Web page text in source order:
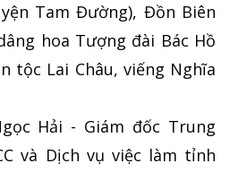
Tam Đường), Đồn Biên
hoa Tượng đài Bác Hồ
tộc Lai Châu, viếng Nghĩa
Hải - Giám đốc Trung
và Dịch vụ việc làm tỉnh